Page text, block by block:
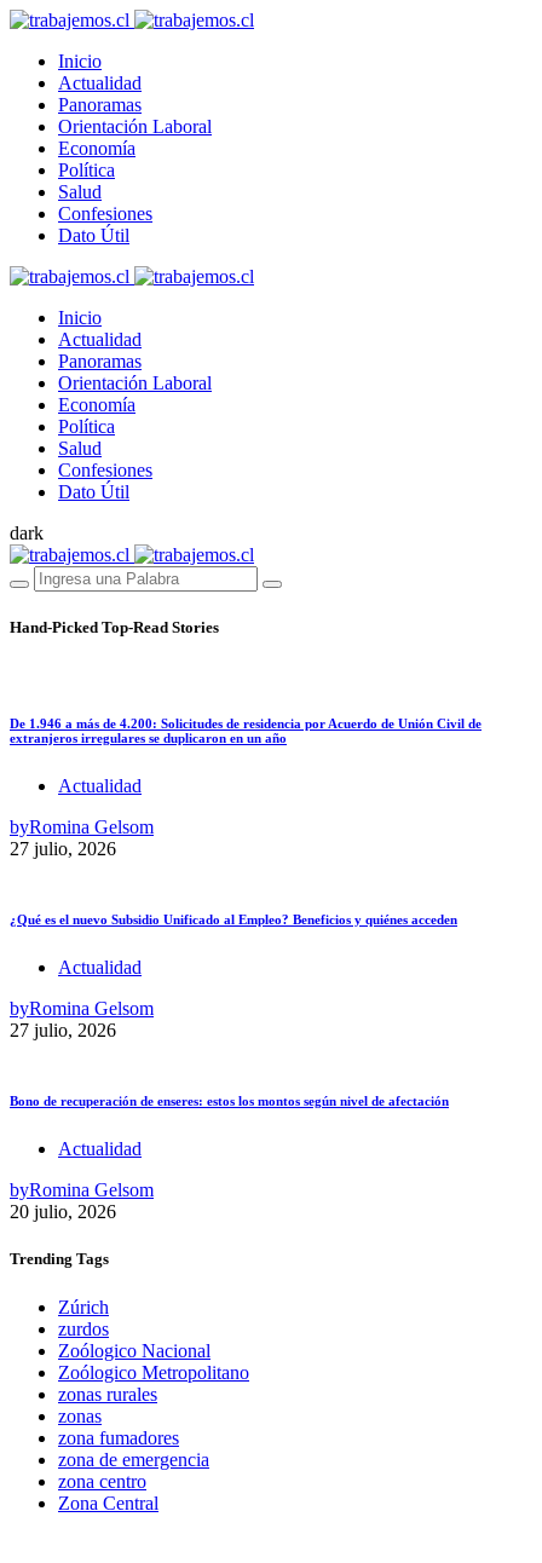
Inicio
Actualidad
Panoramas
Orientación Laboral
Economía
Política
Salud
Confesiones
Dato Útil
Inicio
Actualidad
Panoramas
Orientación Laboral
Economía
Política
Salud
Confesiones
Dato Útil
dark
Hand-Picked Top-Read Stories
De 1.946 a más de 4.200: Solicitudes de residencia por Acuerdo de Unión Civil de
extranjeros irregulares se duplicaron en un año
Actualidad
byRomina Gelsom
27 julio, 2026
¿Qué es el nuevo Subsidio Unificado al Empleo? Beneficios y quiénes acceden
Actualidad
byRomina Gelsom
27 julio, 2026
Bono de recuperación de enseres: estos los montos según nivel de afectación
Actualidad
byRomina Gelsom
20 julio, 2026
Trending Tags
Zúrich
zurdos
Zoólogico Nacional
Zoólogico Metropolitano
zonas rurales
zonas
zona fumadores
zona de emergencia
zona centro
Zona Central